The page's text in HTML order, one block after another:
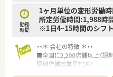
勤務
時間
1ヶ月単位の変形労働
所定労働時間:1,988時間
※1日4~15時間のシフト
・・＊ 会社の特徴 ＊・・
■全国に2,200店舗以上（調
調剤店舗数業界TOP！